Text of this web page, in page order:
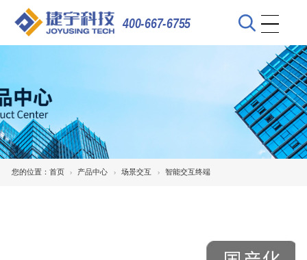
400-667-6755
您的位置： 首页 产品中心 场景交互 智能交互终端